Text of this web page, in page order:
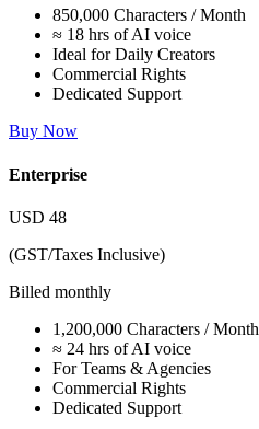
850,000 Characters / Month
≈ 18 hrs of AI voice
Ideal for Daily Creators
Commercial Rights
Dedicated Support
Buy Now
Enterprise
USD 48
(GST/Taxes Inclusive)
Billed monthly
1,200,000 Characters / Month
≈ 24 hrs of AI voice
For Teams & Agencies
Commercial Rights
Dedicated Support